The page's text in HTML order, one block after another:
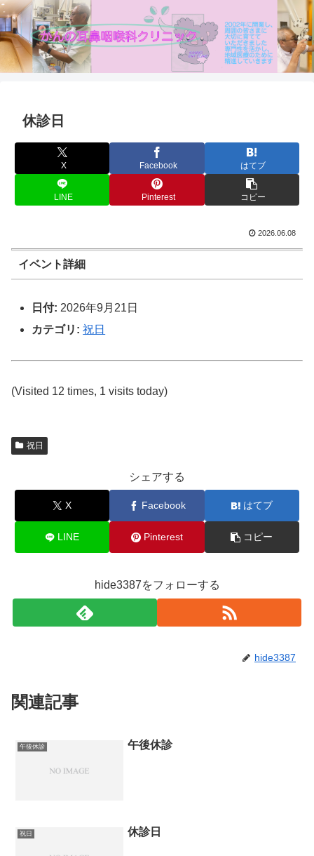
休診日
X Facebook はてブ
LINE Pinterest コピー
2026.06.08
イベント詳細
日付: 2026年9月21日
カテゴリ: 祝日
(Visited 12 times, 1 visits today)
祝日
シェアする
X Facebook はてブ
LINE Pinterest コピー
hide3387をフォローする
hide3387
関連記事
午後休診 午後休診
祝日 休診日